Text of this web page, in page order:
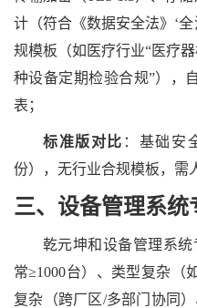
计（符合《数据安全法》‘
规模板（如医疗行业“医疗
种设备定期检验合规”），
表；
标准版对比 ：基础安
份），无行业合规模板，需
三、设备管理系统
乾元坤和设备管理系
常≥1000台）、类型复杂（
复杂（跨厂区/多部门协同